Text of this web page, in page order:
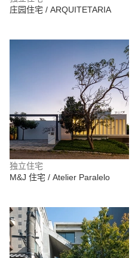
庄园住宅 / ARQUITETARIA
独立住宅
M&J 住宅 / Atelier Paralelo